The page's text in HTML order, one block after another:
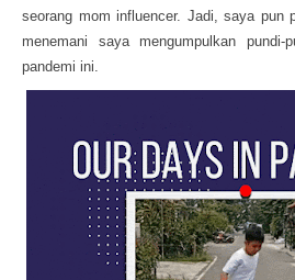
seorang mom influencer. Jadi, saya pun
menemani saya mengumpulkan
pandemi ini.